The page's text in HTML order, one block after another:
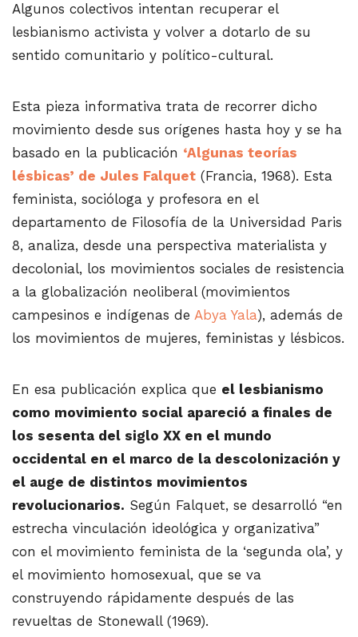
Algunos colectivos intentan recuperar el
lesbianismo activista y volver a dotarlo de su
sentido comunitario y político-cultural.
Esta pieza informativa trata de recorrer dicho
movimiento desde sus orígenes hasta hoy y se ha
basado en la publicación ‘Algunas teorías
lésbicas’ de Jules Falquet (Francia, 1968). Esta
feminista, socióloga y profesora en el
departamento de Filosofía de la Universidad Paris
8, analiza, desde una perspectiva materialista y
decolonial, los movimientos sociales de resistencia
a la globalización neoliberal (movimientos
campesinos e indígenas de Abya Yala), además de
los movimientos de mujeres, feministas y lésbicos.
En esa publicación explica que el lesbianismo
como movimiento social apareció a finales de
los sesenta del siglo XX en el mundo
occidental en el marco de la descolonización y
el auge de distintos movimientos
revolucionarios. Según Falquet, se desarrolló “en
estrecha vinculación ideológica y organizativa”
con el movimiento feminista de la ‘segunda ola’, y
el movimiento homosexual, que se va
construyendo rápidamente después de las
revueltas de Stonewall (1969).